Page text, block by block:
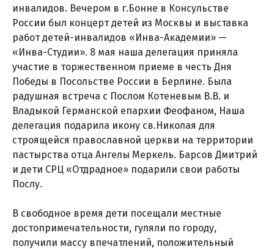
инвалидов. Вечером в г.Бонне в Консульстве
России был концерт детей из Москвы и выставка
работ детей-инвалидов «Инва-Академии» —
«Инва-Студии». 8 мая наша делегация приняла
участие в торжественном приеме в честь Дня
Победы в Посольстве России в Берлине. Была
радушная встреча с Послом Котеневым В.В. и
Владыкой Германской епархии Феофаном, Наша
делегация подарила икону св.Николая для
строящейся православной церкви на территории
пастырства отца Ангелы Меркель. Барсов Дмитрий
и дети СРЦ «Отдрадное» подарили свои работы
Послу.
В свободное время дети посещали местные
достопримечательности, гуляли по городу,
получили массу впечатлений, положительный